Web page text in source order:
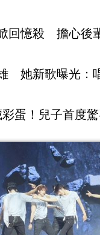
回憶殺 擔心後
她新歌曝光：
蛋！兒子首度